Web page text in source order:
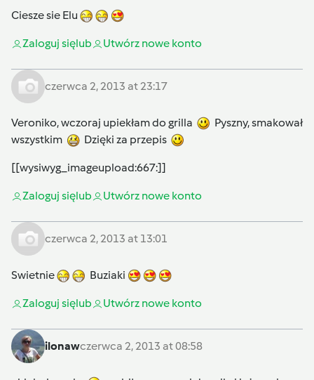
Ciesze sie Elu
Zaloguj sięlub Utwórz nowe konto
czerwca 2, 2013 at 23:17
Veroniko, wczoraj upiekłam do grilla
Pyszny, smakował
wszystkim
Dzięki za przepis
[[wysiwyg_imageupload:667:]]
Zaloguj sięlub Utwórz nowe konto
czerwca 2, 2013 at 13:01
Swietnie Buziaki
Zaloguj sięlub Utwórz nowe konto
ilonawczerwca 2, 2013 at 08:58